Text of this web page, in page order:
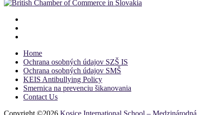
Home
Ochrana osobných údajov SZŠ IS
Ochrana osobných údajov SMŠ
KEIS Antibullying Policy
Smernica na prevenciu šikanovania
Contact Us
Copyright ©2026 Kosice International School – Medzinárodná